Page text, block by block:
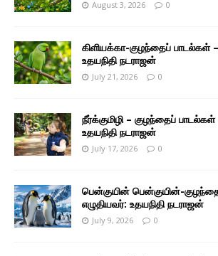
August 3, 2026 0
கிளியக்கா-குழந்தைப் பாடல்கள் –
உதயநிதி நடராஜன்
July 21, 2026 0
நீர்க்குமிழி – குழந்தைப் பாடல்கள்
உதயநிதி நடராஜன்
July 17, 2026 0
பென்குயின் பென்குயின்-
எழுதியவர்: உதயநிதி நடராஜன்
July 9, 2026 0